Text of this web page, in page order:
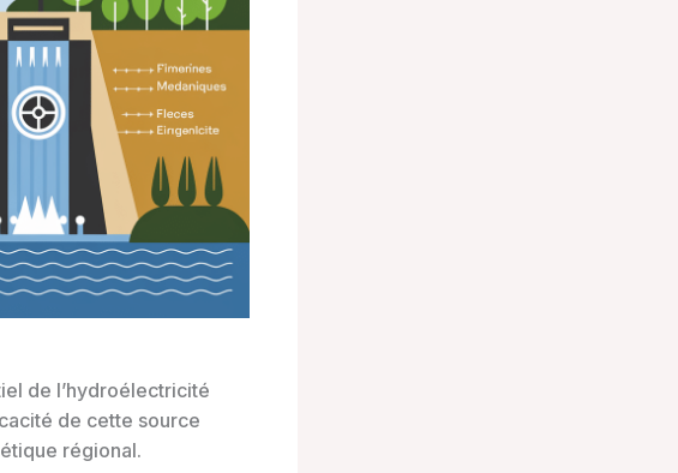
de l’hydroélectricité
de cette source
régional.